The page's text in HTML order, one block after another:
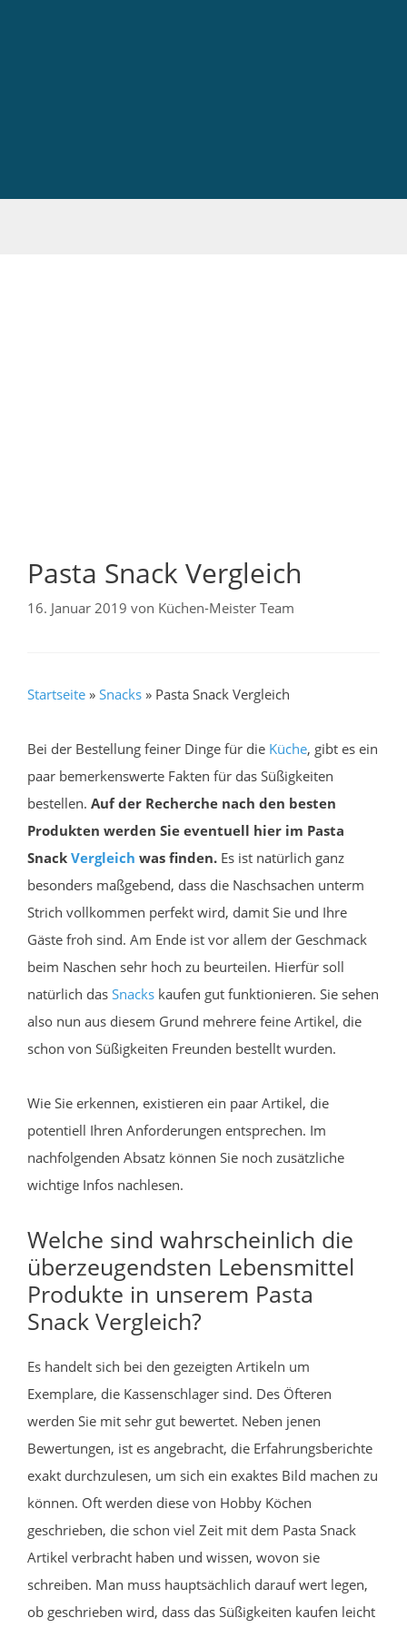
Pasta Snack Vergleich
16. Januar 2019 von Küchen-Meister Team
Startseite » Snacks » Pasta Snack Vergleich
Bei der Bestellung feiner Dinge für die Küche, gibt es ein
paar bemerkenswerte Fakten für das Süßigkeiten
bestellen. Auf der Recherche nach den besten
Produkten werden Sie eventuell hier im Pasta
Snack Vergleich was finden. Es ist natürlich ganz
besonders maßgebend, dass die Naschsachen unterm
Strich vollkommen perfekt wird, damit Sie und Ihre
Gäste froh sind. Am Ende ist vor allem der Geschmack
beim Naschen sehr hoch zu beurteilen. Hierfür soll
natürlich das Snacks kaufen gut funktionieren. Sie sehen
also nun aus diesem Grund mehrere feine Artikel, die
schon von Süßigkeiten Freunden bestellt wurden.
Wie Sie erkennen, existieren ein paar Artikel, die
potentiell Ihren Anforderungen entsprechen. Im
nachfolgenden Absatz können Sie noch zusätzliche
wichtige Infos nachlesen.
Welche sind wahrscheinlich die
überzeugendsten Lebensmittel
Produkte in unserem Pasta
Snack Vergleich?
Es handelt sich bei den gezeigten Artikeln um
Exemplare, die Kassenschlager sind. Des Öfteren
werden Sie mit sehr gut bewertet. Neben jenen
Bewertungen, ist es angebracht, die Erfahrungsberichte
exakt durchzulesen, um sich ein exaktes Bild machen zu
können. Oft werden diese von Hobby Köchen
geschrieben, die schon viel Zeit mit dem Pasta Snack
Artikel verbracht haben und wissen, wovon sie
schreiben. Man muss hauptsächlich darauf wert legen,
ob geschrieben wird, dass das Süßigkeiten kaufen leicht